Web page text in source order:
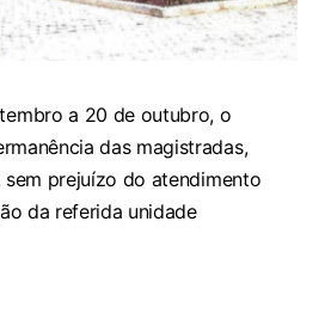
a 20 de outubro, o
das magistradas,
prejuízo do atendimento
da referida unidade